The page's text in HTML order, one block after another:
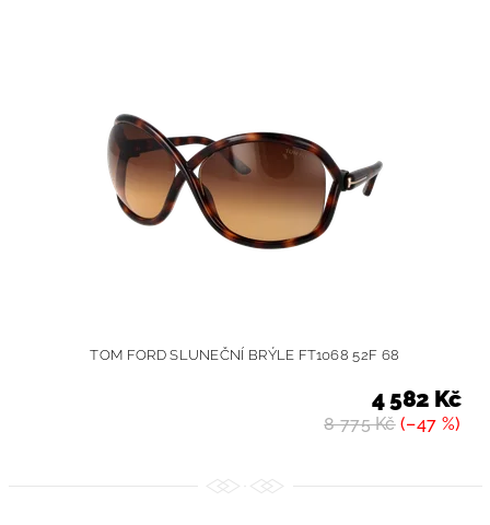
TOM FORD SLUNEČNÍ BRÝLE FT1068 52F 68
8 775 Kč(–47 %)
4 582 Kč